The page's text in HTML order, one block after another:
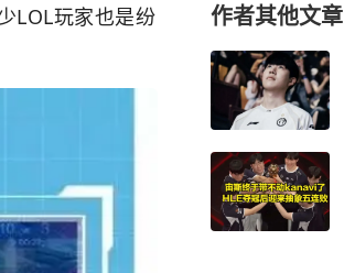
LOL玩家也是纷
作者其他文章